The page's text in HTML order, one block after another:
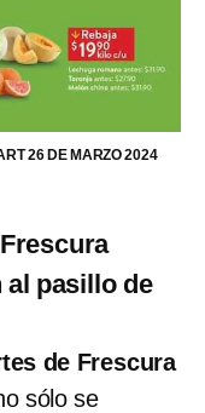
26 DE MARZO 2024
pasillo de
de Frescura
sólo se